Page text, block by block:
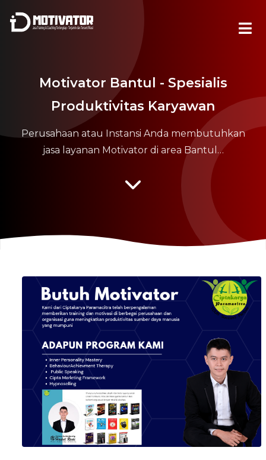
Motivator Bantul - Spesialis
Produktivitas Karyawan
Perusahaan atau Instansi Anda membutuhkan
jasa layanan Motivator di area Bantul…